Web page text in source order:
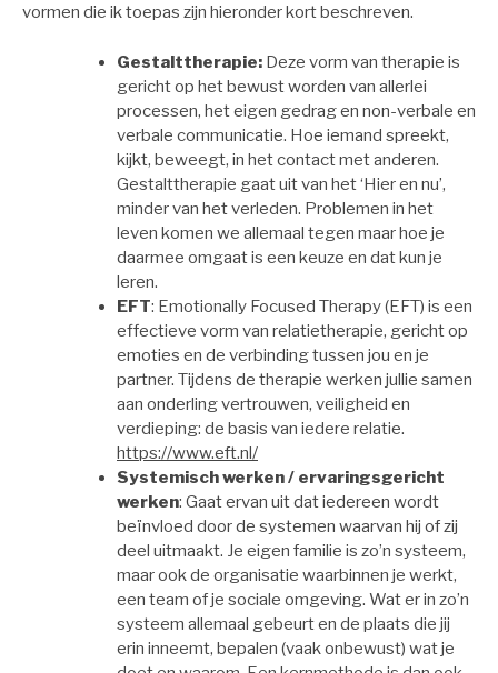
vormen die ik toepas zijn hieronder kort beschreven.
Gestalttherapie: Deze vorm van therapie is
gericht op het bewust worden van allerlei
processen, het eigen gedrag en non-verbale en
verbale communicatie. Hoe iemand spreekt,
kijkt, beweegt, in het contact met anderen.
Gestalttherapie gaat uit van het ‘Hier en nu’,
minder van het verleden. Problemen in het
leven komen we allemaal tegen maar hoe je
daarmee omgaat is een keuze en dat kun je
leren.
EFT: Emotionally Focused Therapy (EFT) is een
effectieve vorm van relatietherapie, gericht op
emoties en de verbinding tussen jou en je
partner. Tijdens de therapie werken jullie samen
aan onderling vertrouwen, veiligheid en
verdieping: de basis van iedere relatie.
https://www.eft.nl/
Systemisch werken / ervaringsgericht
werken: Gaat ervan uit dat iedereen wordt
beïnvloed door de systemen waarvan hij of zij
deel uitmaakt. Je eigen familie is zo’n systeem,
maar ook de organisatie waarbinnen je werkt,
een team of je sociale omgeving. Wat er in zo’n
systeem allemaal gebeurt en de plaats die jij
erin inneemt, bepalen (vaak onbewust) wat je